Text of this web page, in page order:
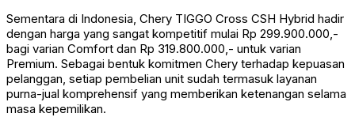
Sementara di Indonesia, Chery TIGGO Cross CSH Hybrid hadir
dengan harga yang sangat kompetitif mulai Rp 299.900.000,-
bagi varian Comfort dan Rp 319.800.000,- untuk varian
Premium. Sebagai bentuk komitmen Chery terhadap kepuasan
pelanggan, setiap pembelian unit sudah termasuk layanan
purna-jual komprehensif yang memberikan ketenangan selama
masa kepemilikan.